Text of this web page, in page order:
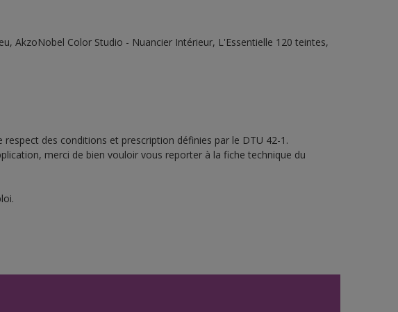
AkzoNobel Color Studio - Nuancier Intérieur, L'Essentielle 120 teintes,
des conditions et prescription définies par le DTU 42-1.
merci de bien vouloir vous reporter à la fiche technique du